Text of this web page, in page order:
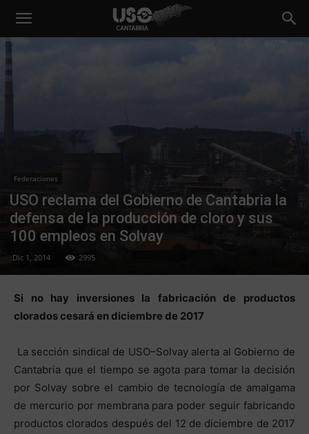
Federaciones
USO reclama del Gobierno de Cantabria la
defensa de la producción de cloro y sus
100 empleos en Solvay
Dic 1, 2014 2995
Si no hay inversiones la fabricación de productos
clorados cesará en diciembre de 2017
La sección sindical de USO–Solvay alerta al Gobierno de
Cantabria que el tiempo se agota para tomar la decisión
por Solvay sobre el cambio de tecnología de amalgama
de mercurio por membrana para poder seguir fabricando
productos clorados después del 12 de diciembre de 2017